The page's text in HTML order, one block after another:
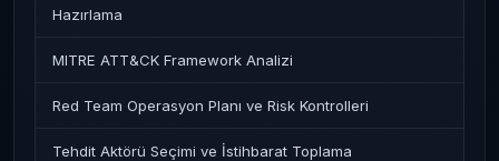
Hazırlama
MITRE ATT&CK Framework Analizi
Red Team Operasyon Planı ve Risk Kontrolleri
Tehdit Aktörü Seçimi ve İstihbarat Toplama